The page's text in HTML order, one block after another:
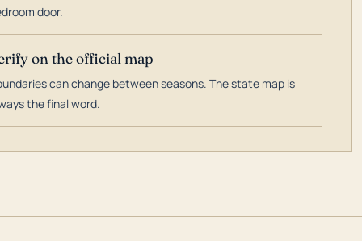
door.
on the official map
can change between seasons. The state map is
the final word.